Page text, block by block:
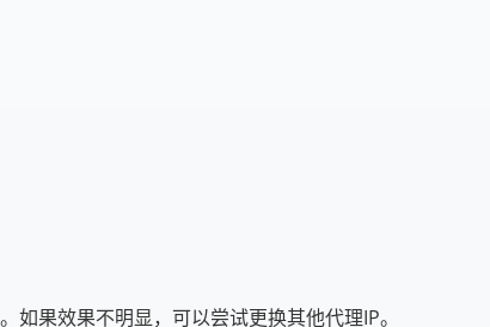
果效果不明显，可以尝试更换其他代理IP。